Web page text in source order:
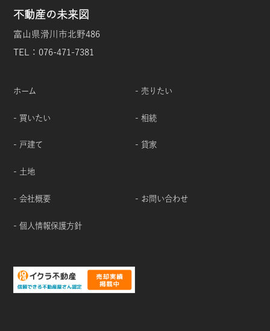
不動産の未来図
富山県滑川市北野486
TEL：076-471-7381
ホーム - 売りたい
- 買いたい - 相続
- 戸建て - 貸家
- 土地
- 会社概要 - お問い合わせ
- 個人情報保護方針